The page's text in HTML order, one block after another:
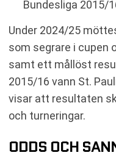
Bundesliga 2015/
Under 2024/25
som segrare i cupen
samt ett mållöst
2015/16 vann St.
visar att resultaten
och turneringar.
ODDS OCH